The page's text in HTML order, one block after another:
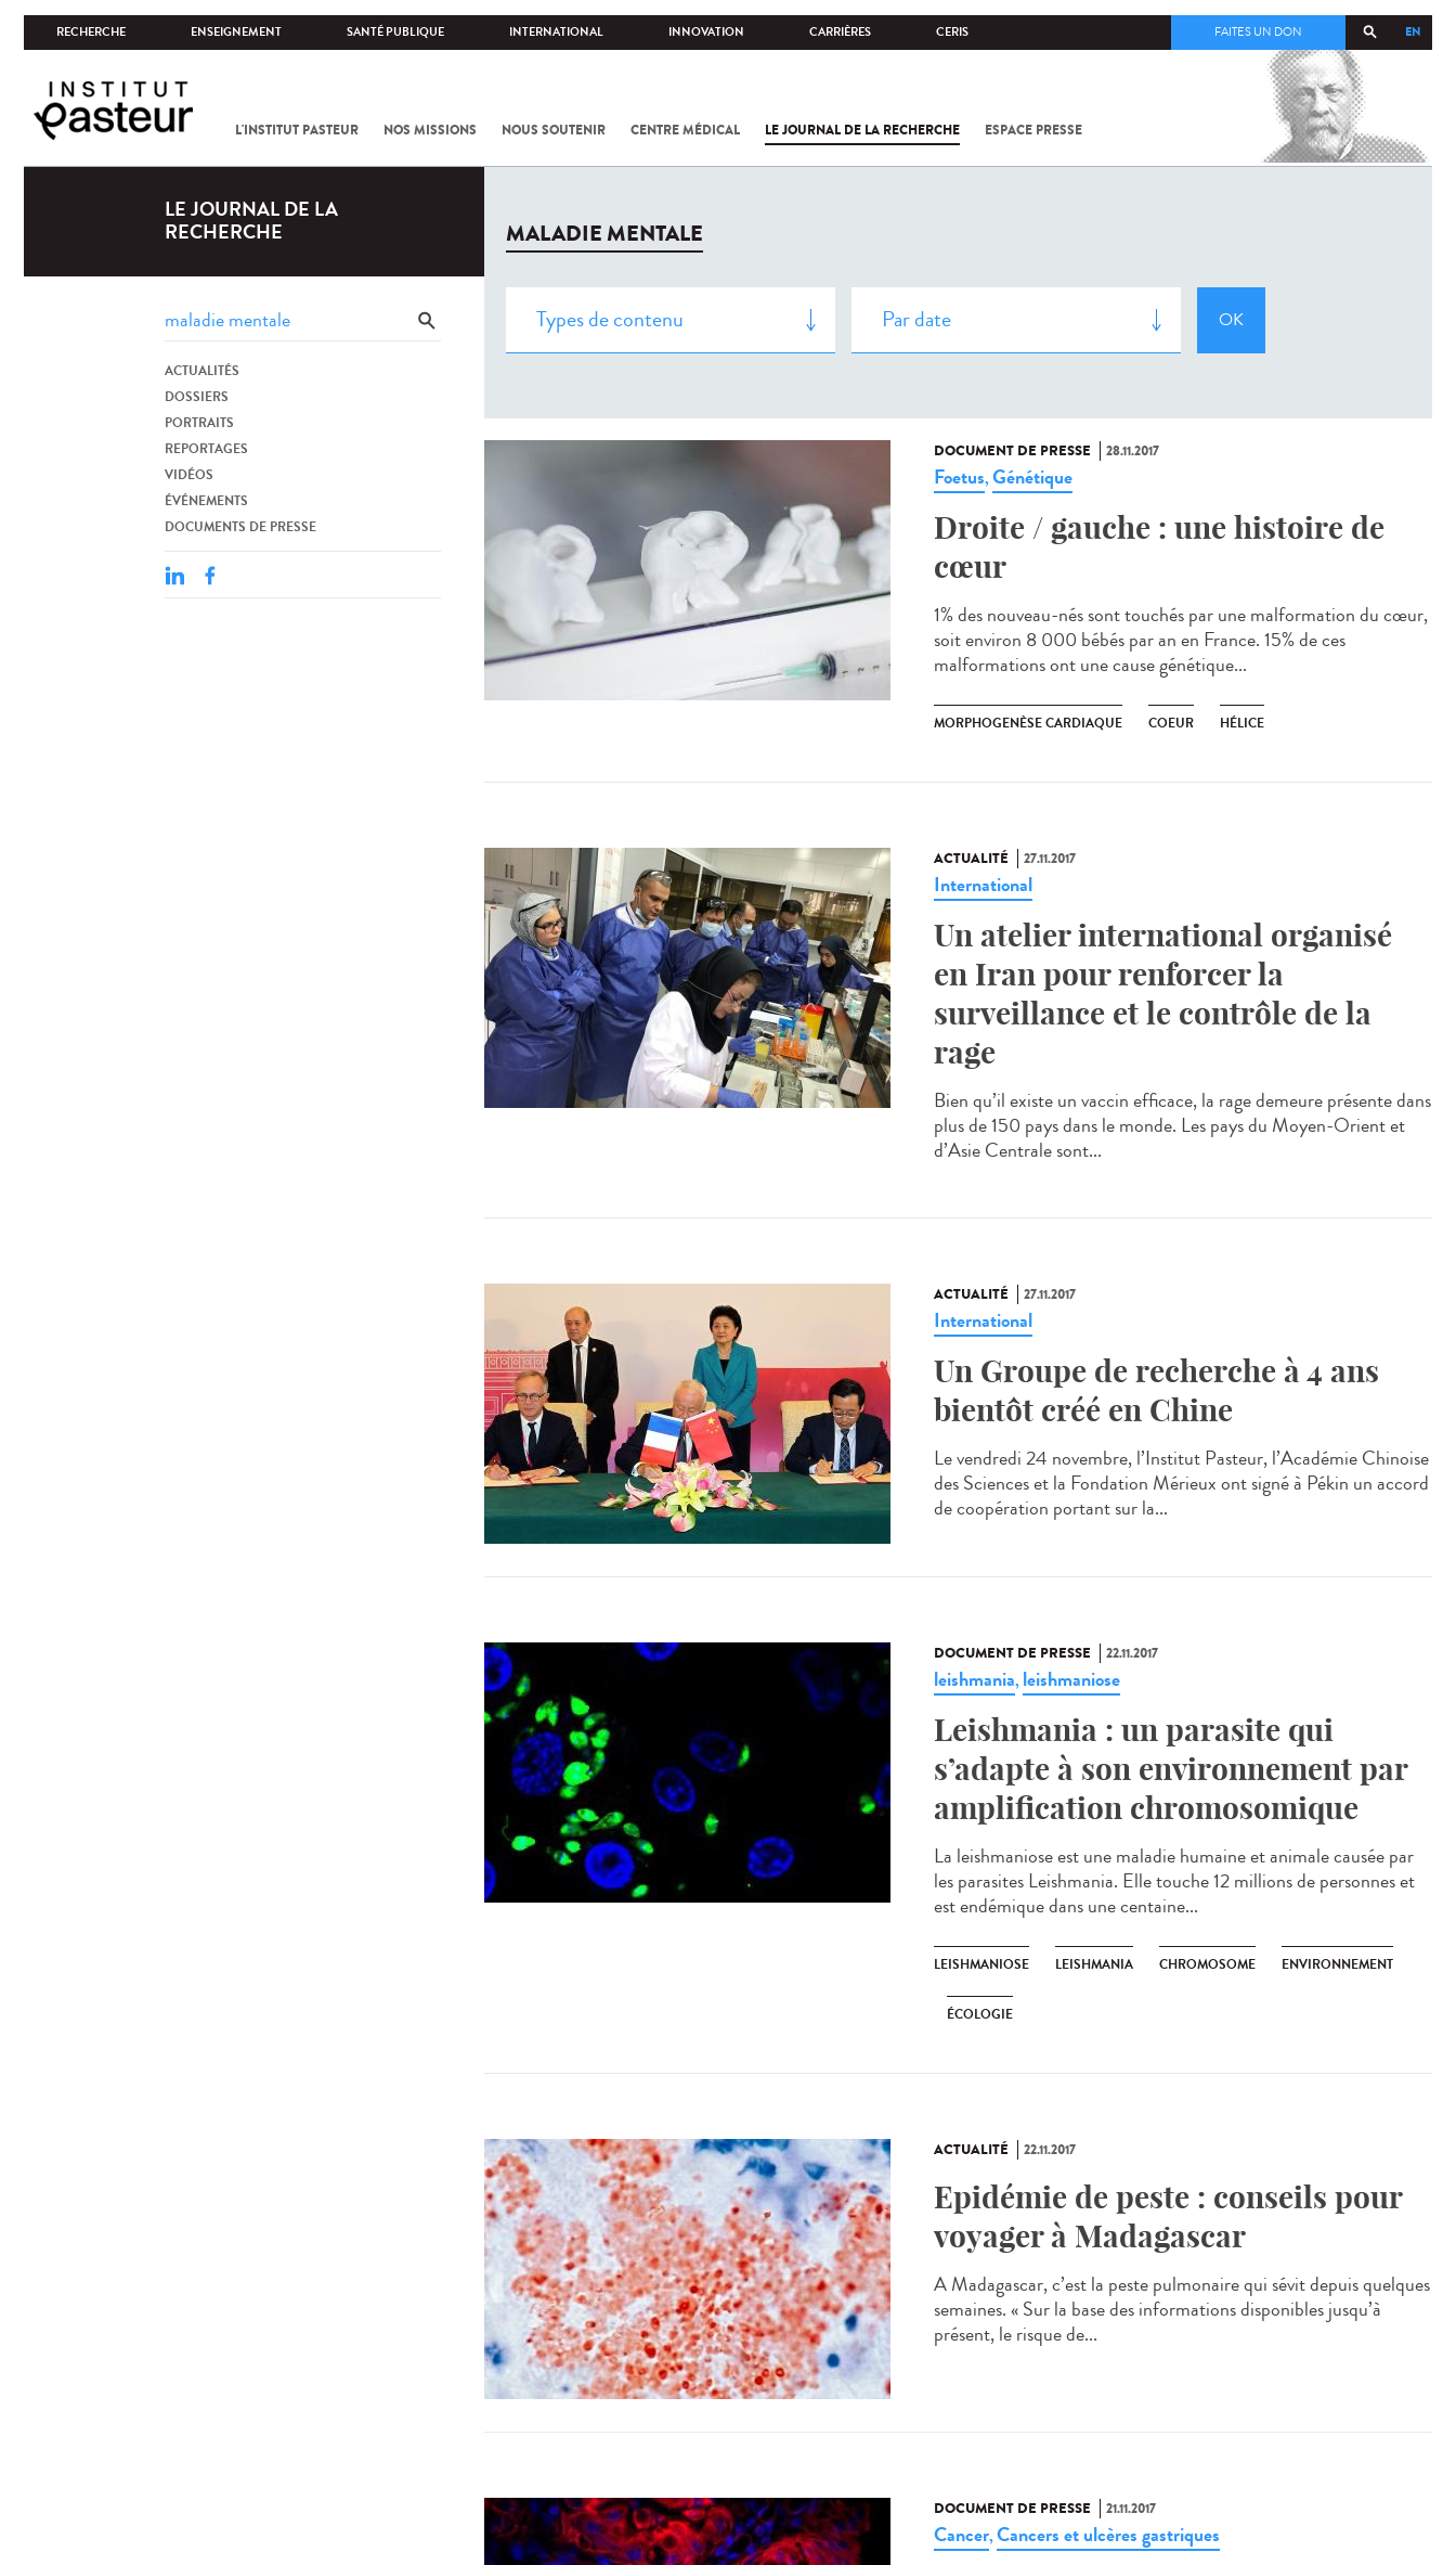
RECHERCHE ENSEIGNEMENT SANTÉ PUBLIQUE INTERNATIONAL INNOVATION CARRIÈRES CERIS EN
FAITES UN DON
L'INSTITUT PASTEUR NOS MISSIONS NOUS SOUTENIR CENTRE MÉDICAL LE JOURNAL DE LA RECHERCHE ESPACE PRESSE
COV-2 /
LE JOURNAL DE LA
RECHERCHE
ACTUALITÉS
DOSSIERS
PORTRAITS
REPORTAGES
VIDÉOS
ÉVÉNEMENTS
DOCUMENTS DE PRESSE
MALADIE MENTALE
DOCUMENT DE PRESSE 28.11.2017
Foetus,Génétique
Droite / gauche : une histoire de
cœur
1% des nouveau-nés sont touchés par une malformation du cœur,
soit environ 8 000 bébés par an en France. 15% de ces
malformations ont une cause génétique...
MORPHOGENÈSE CARDIAQUE COEUR HÉLICE
ACTUALITÉ 27.11.2017
International
Un atelier international organisé
en Iran pour renforcer la
surveillance et le contrôle de la
rage
Bien qu’il existe un vaccin efficace, la rage demeure présente dans
plus de 150 pays dans le monde. Les pays du Moyen-Orient et
d’Asie Centrale sont...
ACTUALITÉ 27.11.2017
International
Un Groupe de recherche à 4 ans
bientôt créé en Chine
Le vendredi 24 novembre, l’Institut Pasteur, l’Académie Chinoise
des Sciences et la Fondation Mérieux ont signé à Pékin un accord
de coopération portant sur la...
DOCUMENT DE PRESSE 22.11.2017
leishmania, leishmaniose
Leishmania : un parasite qui
s’adapte à son environnement par
amplification chromosomique
La leishmaniose est une maladie humaine et animale causée par
les parasites Leishmania. Elle touche 12 millions de personnes et
est endémique dans une centaine...
LEISHMANIOSE LEISHMANIA CHROMOSOME ENVIRONNEMENT
ÉCOLOGIE
ACTUALITÉ 22.11.2017
Epidémie de peste : conseils pour
voyager à Madagascar
A Madagascar, c’est la peste pulmonaire qui sévit depuis quelques
semaines. « Sur la base des informations disponibles jusqu’à
présent, le risque de...
DOCUMENT DE PRESSE 21.11.2017
Cancer,Cancers et ulcères gastriques